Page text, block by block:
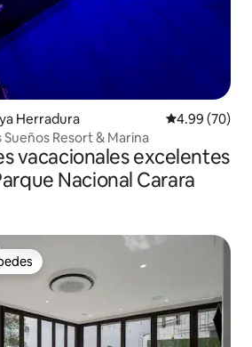
Herradura Calificación
4.99 (70)
Resort & Marina
vacacionales excelentes
Nacional Carara